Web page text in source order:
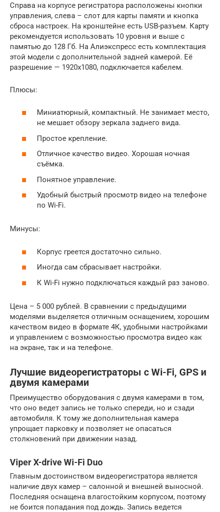
Справа на корпусе регистратора расположены кнопки
управления, слева – слот для карты памяти и кнопка
сброса настроек. На кронштейне есть USB-разъем. Карту
рекомендуется использовать 10 уровня и выше с
памятью до 128 Гб. На Алиэкспресс есть комплектация
этой модели с дополнительной задней камерой. Её
разрешение — 1920х1080, подключается кабелем.
Плюсы:
Миниатюрный, компактный. Не занимает место,
не мешает обзору зеркала заднего вида.
Простое крепление.
Отличное качество видео. Хорошая ночная
съёмка.
Понятное управление.
Удобный быстрый просмотр видео на телефоне
по Wi-Fi.
Минусы:
Корпус греется достаточно сильно.
Иногда сам сбрасывает настройки.
К Wi-Fi нужно подключаться каждый раз заново.
Цена – 5 000 рублей. В сравнении с предыдущими
моделями выделяется отличным оснащением, хорошим
качеством видео в формате 4К, удобными настройками
и управлением с возможностью просмотра видео как
на экране, так и на телефоне.
Лучшие видеорегистраторы с Wi-Fi, GPS и
двумя камерами
Преимущество оборудования с двумя камерами в том,
что оно ведет запись не только спереди, но и сзади
автомобиля. К тому же дополнительная камера
упрощает парковку и позволяет не опасаться
столкновений при движении назад.
Viper X-drive Wi-Fi Duo
Главным достоинством видеорегистратора является
наличие двух камер – салонной и внешней выносной.
Последняя оснащена влагостойким корпусом, поэтому
не боится попадания под дождь. Запись ведется